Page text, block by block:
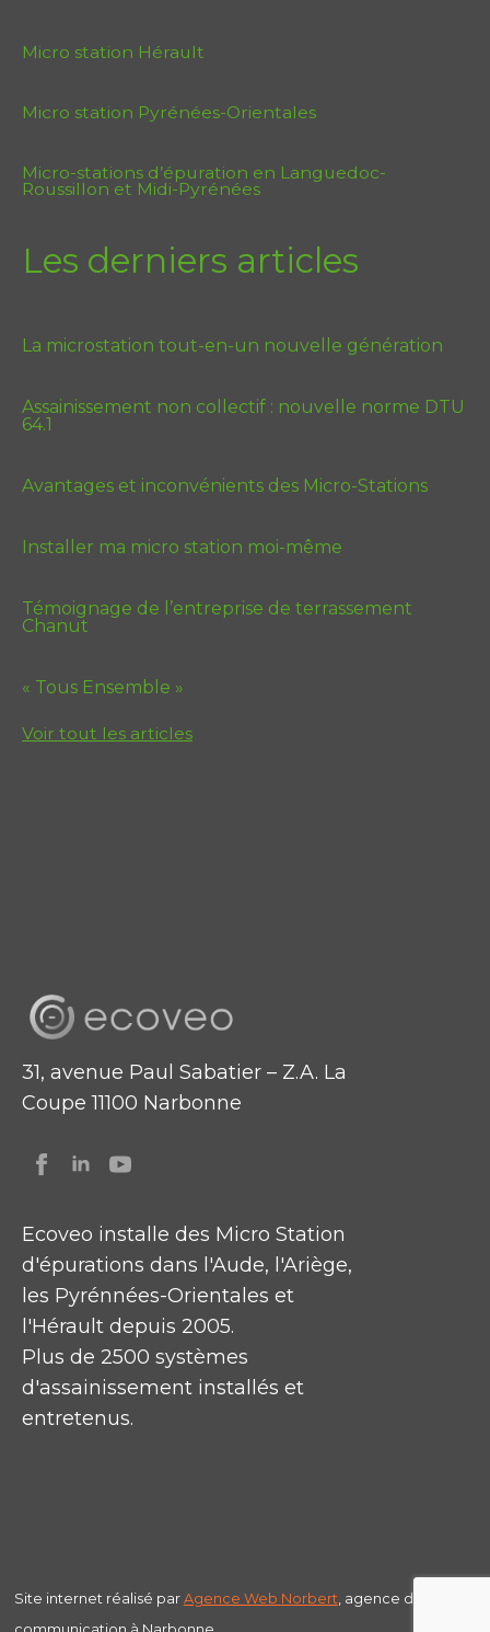
Micro station Hérault
Micro station Pyrénées-Orientales
Micro-stations d’épuration en Languedoc-
Roussillon et Midi-Pyrénées
Les derniers articles
La microstation tout-en-un nouvelle génération
Assainissement non collectif : nouvelle norme DTU
64.1
Avantages et inconvénients des Micro-Stations
Installer ma micro station moi-même
Témoignage de l’entreprise de terrassement
Chanut
« Tous Ensemble »
Voir tout les articles
31, avenue Paul Sabatier – Z.A. La
Coupe 11100 Narbonne
Ecoveo installe des Micro Station
d'épurations dans l'Aude, l'Ariège,
les Pyrénnées-Orientales et
l'Hérault depuis 2005.
Plus de 2500 systèmes
d'assainissement installés et
entretenus.
Site internet réalisé par Agence Web Norbert , agence de